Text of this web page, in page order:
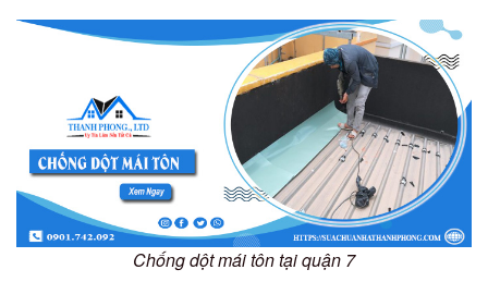
Chống dột mái tôn tại quận 7